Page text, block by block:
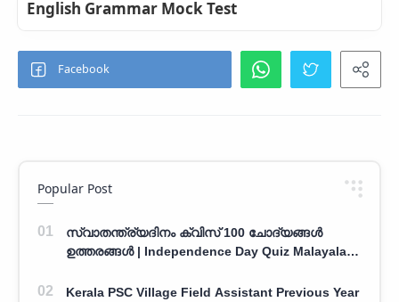
English Grammar Mock Test
Popular Post
സ്വാതന്ത്ര്യദിനം ക്വിസ് 100 ചോദ്യങ്ങൾ
ഉത്തരങ്ങൾ | Independence Day Quiz Malayalam
Kerala PSC Village Field Assistant Previous Year